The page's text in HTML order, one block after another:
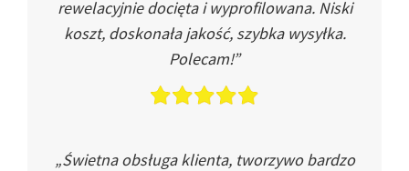
rewelacyjnie docięta i wyprofilowana. Niski
koszt, doskonała jakość, szybka wysyłka.
Polecam!”
„Świetna obsługa klienta, tworzywo bardzo